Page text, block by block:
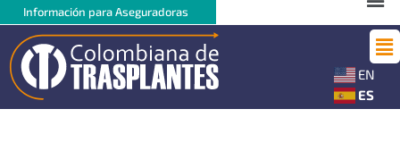
al
contenido
Información para Aseguradoras
EN
ES